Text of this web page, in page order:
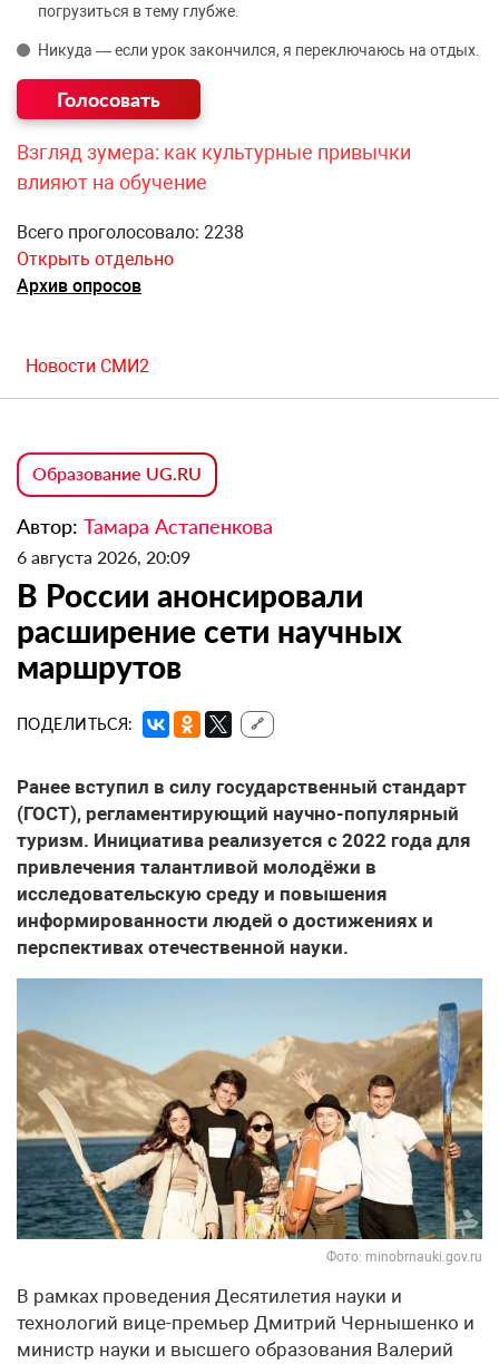
погрузиться в тему глубже.
Никуда — если урок закончился, я переключаюсь на отдых.
Взгляд зумера: как культурные привычки
влияют на обучение
Всего проголосовало: 2238
Открыть отдельно
Архив опросов
Новости СМИ2
Образование UG.RU
Автор: Тамара Астапенкова
6 августа 2026, 20:09
В России анонсировали
расширение сети научных
маршрутов
ПОДЕЛИТЬСЯ: 🔗
Ранее вступил в силу государственный стандарт
(ГОСТ), регламентирующий научно-популярный
туризм. Инициатива реализуется с 2022 года для
привлечения талантливой молодёжи в
исследовательскую среду и повышения
информированности людей о достижениях и
перспективах отечественной науки.
Фото: minobrnauki.gov.ru
В рамках проведения Десятилетия науки и
технологий вице-премьер Дмитрий Чернышенко и
министр науки и высшего образования Валерий